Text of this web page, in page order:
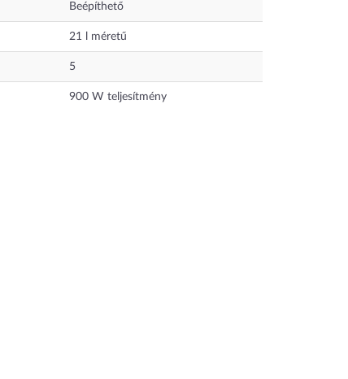
Beépíthető
21 méretű
5
900 W teljesítmény